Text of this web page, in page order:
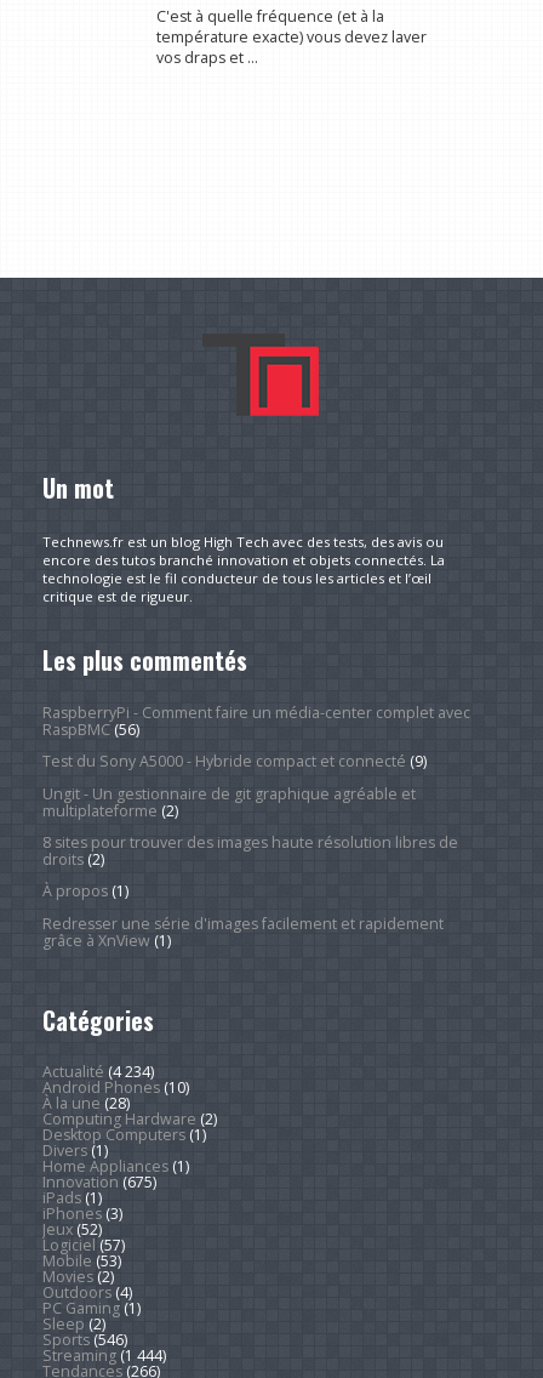
C'est à quelle fréquence (et à la
température exacte) vous devez laver
vos draps et ...
Un mot
Technews.fr est un blog High Tech avec des tests, des avis ou
encore des tutos branché innovation et objets connectés. La
technologie est le fil conducteur de tous les articles et l’œil
critique est de rigueur.
Les plus commentés
RaspberryPi - Comment faire un média-center complet avec
RaspBMC(56)
Test du Sony A5000 - Hybride compact et connecté (9)
Ungit - Un gestionnaire de git graphique agréable et
multiplateforme (2)
8 sites pour trouver des images haute résolution libres de
droits(2)
À propos(1)
Redresser une série d'images facilement et rapidement
grâce à XnView(1)
Catégories
Actualité (4 234)
Android Phones(10)
À la une (28)
Computing Hardware (2)
Desktop Computers(1)
Divers(1)
Home Appliances(1)
Innovation (675)
iPads(1)
iPhones(3)
Jeux(52)
Logiciel (57)
Mobile (53)
Movies(2)
Outdoors(4)
PC Gaming(1)
Sleep (2)
Sports(546)
Streaming(1 444)
Tendances(266)